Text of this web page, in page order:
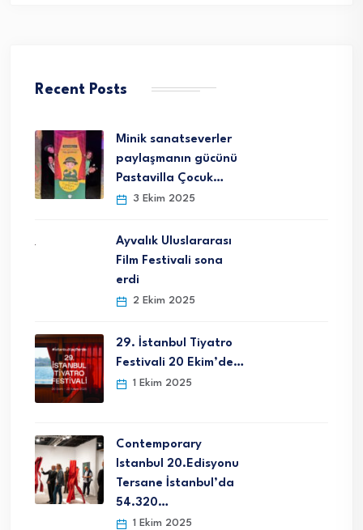
Recent Posts
Minik sanatseverler
paylaşmanın gücünü
Pastavilla Çocuk…
3 Ekim 2025
Ayvalık Uluslararası
Film Festivali sona
erdi
2 Ekim 2025
29. İstanbul Tiyatro
Festivali 20 Ekim’de…
1 Ekim 2025
Contemporary
Istanbul 20.Edisyonu
Tersane İstanbul’da
54.320…
1 Ekim 2025